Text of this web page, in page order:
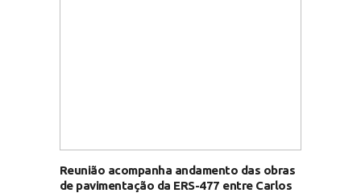
Reunião acompanha andamento das obras
de pavimentação da ERS-477 entre Carlos